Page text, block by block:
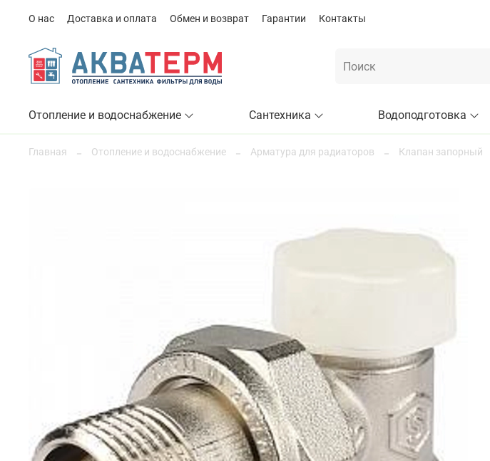
О нас Доставка и оплата Обмен и возврат Гарантии Контакты
Отопление и водоснабжение Сантехника Водоподготовка
Главная Отопление и водоснабжение Арматура для радиаторов Клапан запорный